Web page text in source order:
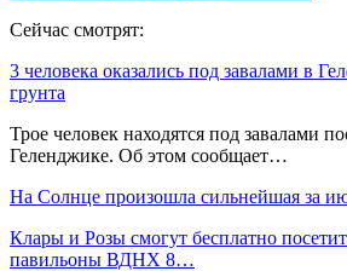
Сейчас смотрят:
3 человека оказались под завалами в
грунта
Трое человек находятся под завалами
Геленджике. Об этом сообщает…
На Солнце произошла сильнейшая за
Клары и Розы смогут бесплатно
павильоны ВДНХ 8…